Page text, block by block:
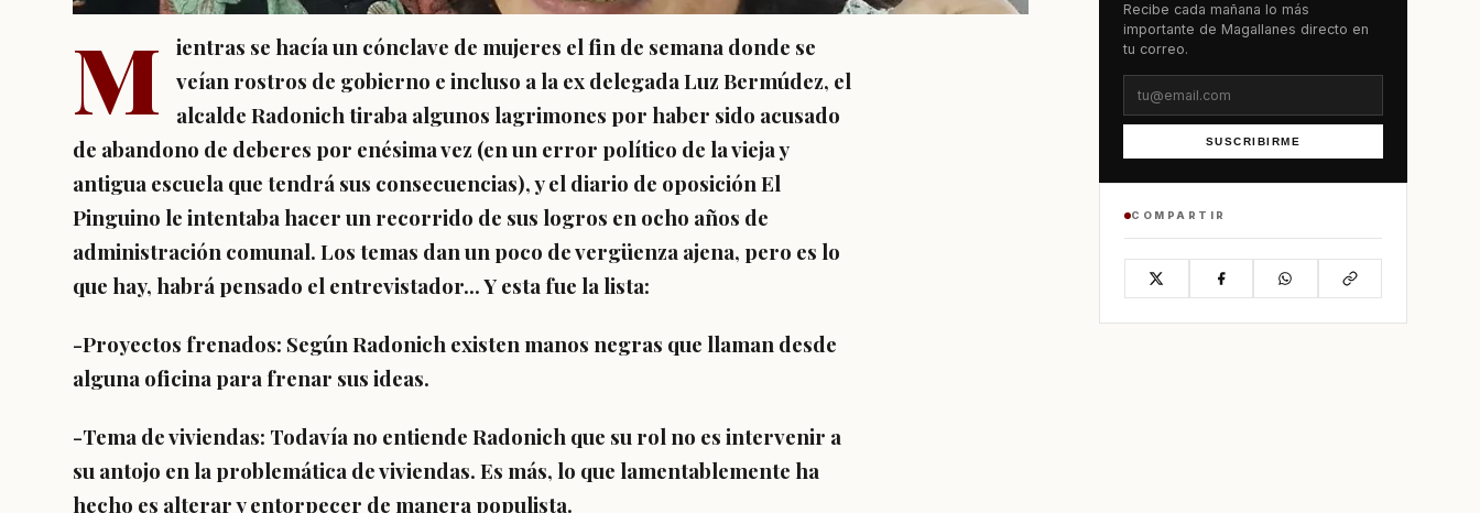
M
ientras se hacía un cónclave de mujeres el fin de semana donde se
veían rostros de gobierno e incluso a la ex delegada Luz Bermúdez, el
alcalde Radonich tiraba algunos lagrimones por haber sido acusado
de abandono de deberes por enésima vez (en un error político de la vieja y
antigua escuela que tendrá sus consecuencias), y el diario de oposición El
Pinguino le intentaba hacer un recorrido de sus logros en ocho años de
administración comunal. Los temas dan un poco de vergüenza ajena, pero es lo
que hay, habrá pensado el entrevistador... Y esta fue la lista:
-Proyectos frenados: Según Radonich existen manos negras que llaman desde
alguna oficina para frenar sus ideas.
-Tema de viviendas: Todavía no entiende Radonich que su rol no es intervenir a
su antojo en la problemática de viviendas. Es más, lo que lamentablemente ha
hecho es alterar y entorpecer de manera populista.
Recibe cada mañana lo más
importante de Magallanes directo en
tu correo.
SUSCRIBIRME
COMPARTIR